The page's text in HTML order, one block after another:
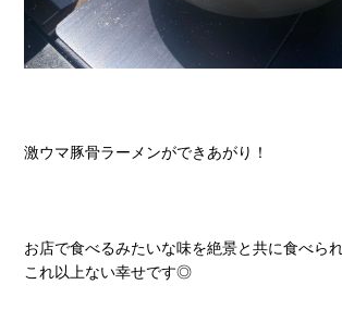
激ウマ豚骨ラーメンができあがり！
お店で食べるみたいな味を絶景と共に食べられ
これ以上ない幸せです◎